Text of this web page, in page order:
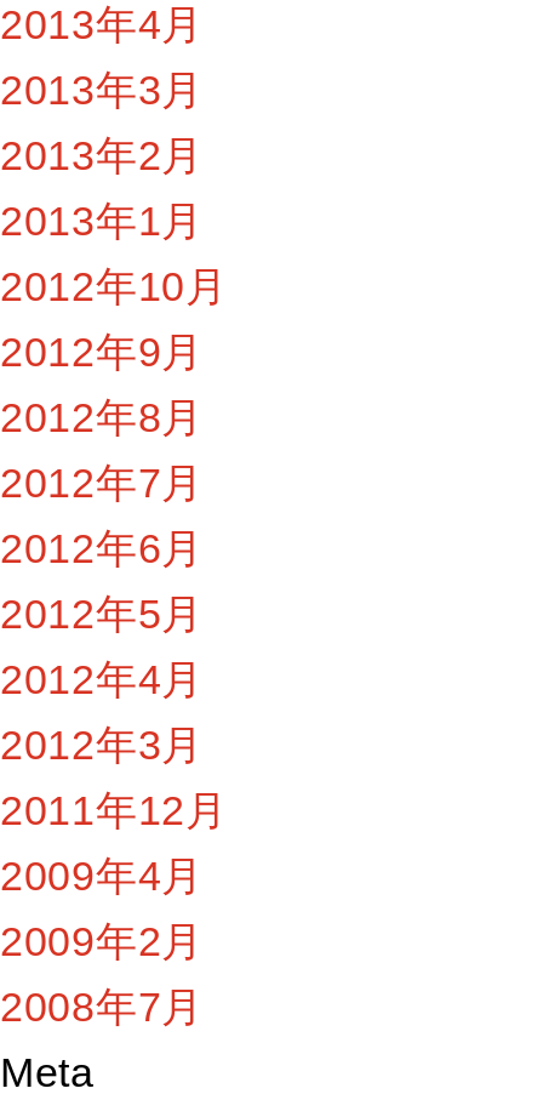
2013年4月
2013年3月
2013年2月
2013年1月
2012年10月
2012年9月
2012年8月
2012年7月
2012年6月
2012年5月
2012年4月
2012年3月
2011年12月
2009年4月
2009年2月
2008年7月
Meta